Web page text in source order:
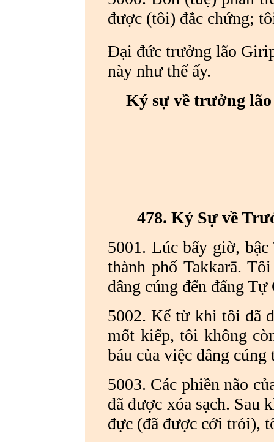
được (tôi) đắc chứng;
Đại đức trưởng lão
này như thế ấy.
Ký sự về trưởng
478. Ký Sự về
5001. Lúc bấy giờ, bậc
thành phố Takkarā.
dâng cúng đến đấng Tự
5002. Kể từ khi tôi đã
mốt kiếp, tôi không
báu của việc dâng cúng
5003. Các phiền não
đã được xóa sạch. Sau
đực (đã được cởi trói),